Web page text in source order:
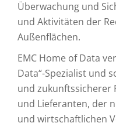
Überwachung und
und Aktivitäten der
Außenflächen.
EMC Home of Data
Data“-Spezialist und
und zukunftssicherer
und Lieferanten, der
und wirtschaftlichen